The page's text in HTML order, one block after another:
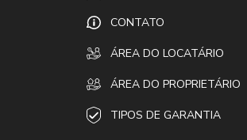
CONTATO
ÁREA DO LOCATÁRIO
ÁREA DO PROPRIETÁRIO
TIPOS DE GARANTIA